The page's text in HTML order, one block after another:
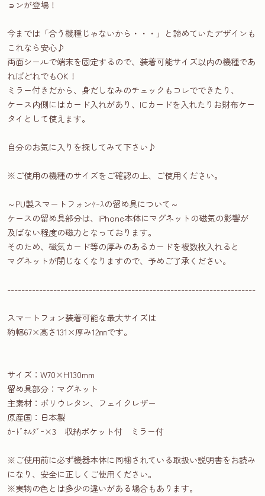
ョンが登場！
今までは「合う機種じゃないから・・・」と諦めていたデザインも
これなら安心♪
両面シールで端末を固定するので、装着可能サイズ以内の機種であ
ればどれでもOK！
ミラー付きだから、身だしなみのチェックもコレでできたり、
ケース内側にはカード入れがあり、ICカードを入れたりお財布ケー
タイとして使えます。
自分のお気に入りを探してみて下さい♪
※ご使用の機種のサイズをご確認の上、ご使用ください。
～PU製スマートフォンｹｰｽの留め具について～
ケースの留め具部分は、iPhone本体にマグネットの磁気の影響が
及ばない程度の磁力となっております。
そのため、磁気カード等の厚みのあるカードを複数枚入れると
マグネットが閉じなくなりますので、予めご了承ください。
----------------------------------------------------------------------
スマートフォン装着可能な最大サイズは
約幅67×高さ131×厚み12㎜です。
サイズ：W70×H130mm
留め具部分：マグネット
主素材：ポリウレタン、フェイクレザー
原産国：日本製
ｶｰﾄﾞﾎﾙﾀﾞｰ×3 収納ポケット付 ミラー付
※ご使用前に必ず機器本体に同梱されている取扱い説明書をお読み
になり、安全に正しくご使用ください。
※実物の色とは多少の違いがある場合もあります。